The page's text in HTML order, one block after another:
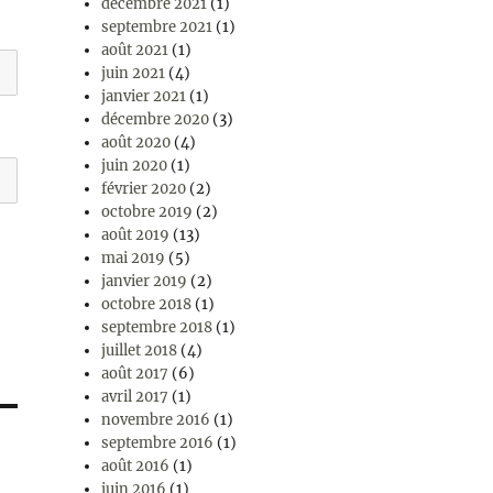
décembre 2021 (1)
septembre 2021 (1)
août 2021 (1)
juin 2021 (4)
janvier 2021 (1)
décembre 2020 (3)
août 2020 (4)
juin 2020 (1)
février 2020 (2)
octobre 2019 (2)
août 2019 (13)
mai 2019 (5)
janvier 2019 (2)
octobre 2018 (1)
septembre 2018 (1)
juillet 2018 (4)
août 2017 (6)
avril 2017 (1)
novembre 2016 (1)
septembre 2016 (1)
août 2016 (1)
juin 2016 (1)